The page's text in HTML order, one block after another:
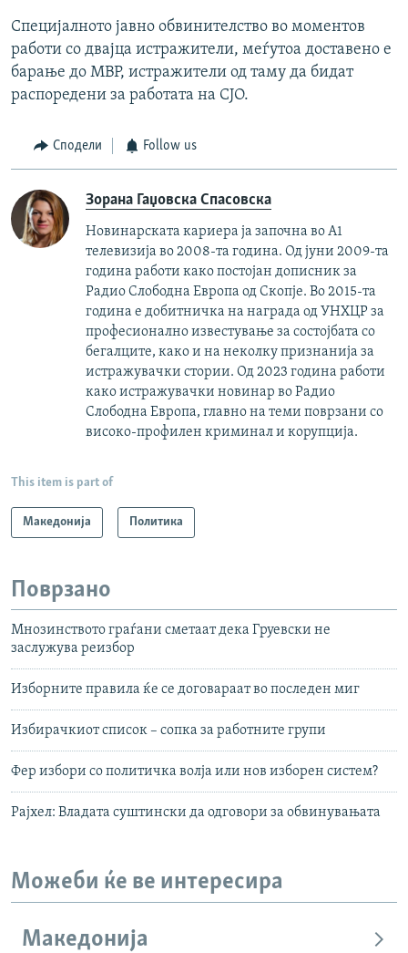
Специјалното јавно обвинителство во моментов
работи со двајца истражители, меѓутоа доставено е
барање до МВР, истражители од таму да бидат
распоредени за работата на СЈО.
Сподели Follow us
Зорана Гаџовска Спасовска
Новинарската кариера ја започна во А1
телевизија во 2008-та година. Од јуни 2009-та
година работи како постојан дописник за
Радио Слободна Европа од Скопје. Во 2015-та
година е добитничка на награда од УНХЦР за
професионално известување за состојбата со
бегалците, како и на неколку признанија за
истражувачки стории. Од 2023 година работи
како истражувачки новинар во Радио
Слободна Европа, главно на теми поврзани со
високо-профилен криминал и корупција.
This item is part of
Македонија Политика
Поврзано
Мнозинството граѓани сметаат дека Груевски не
заслужува реизбор
Изборните правила ќе се договараат во последен миг
Избирачкиот список – сопка за работните групи
Фер избори со политичка волја или нов изборен систем?
Рајхел: Владата суштински да одговори за обвинувањата
Можеби ќе ве интересира
Македонија